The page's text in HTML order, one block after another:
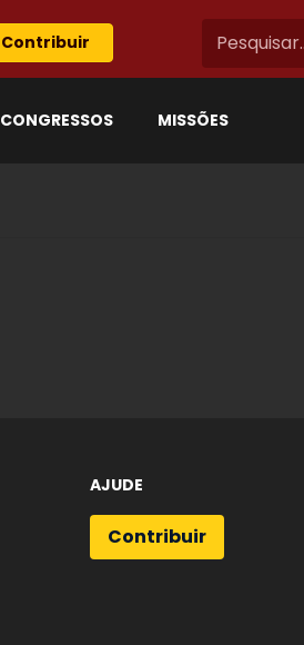
Contribuir
CONGRESSOS MISSÕES
AJUDE
Contribuir